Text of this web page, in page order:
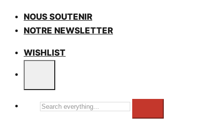
NOUS SOUTENIR
NOTRE NEWSLETTER
WISHLIST
Search